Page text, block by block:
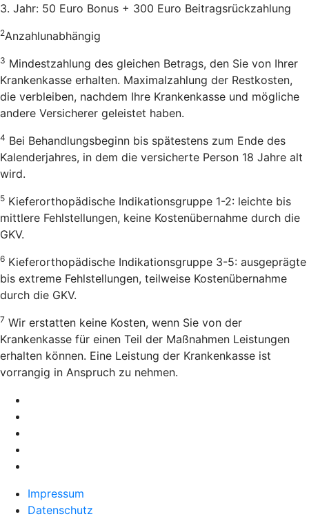
3. Jahr: 50 Euro Bonus + 300 Euro Beitragsrückzahlung
2Anzahlunabhängig
3 Mindestzahlung des gleichen Betrags, den Sie von Ihrer
Krankenkasse erhalten. Maximalzahlung der Restkosten,
die verbleiben, nachdem Ihre Krankenkasse und mögliche
andere Versicherer geleistet haben.
4 Bei Behandlungsbeginn bis spätestens zum Ende des
Kalenderjahres, in dem die versicherte Person 18 Jahre alt
wird.
5 Kieferorthopädische Indikationsgruppe 1-2: leichte bis
mittlere Fehlstellungen, keine Kostenübernahme durch die
GKV.
6 Kieferorthopädische Indikationsgruppe 3-5: ausgeprägte
bis extreme Fehlstellungen, teilweise Kostenübernahme
durch die GKV.
7 Wir erstatten keine Kosten, wenn Sie von der
Krankenkasse für einen Teil der Maßnahmen Leistungen
erhalten können. Eine Leistung der Krankenkasse ist
vorrangig in Anspruch zu nehmen.
Impressum
Datenschutz